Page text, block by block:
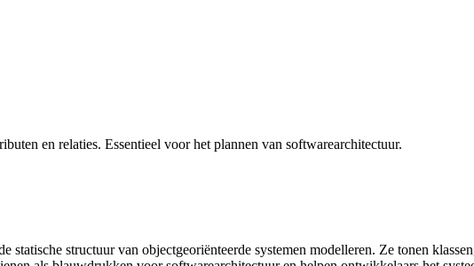
en relaties. Essentieel voor het plannen van softwarearchitectuur.
structuur van objectgeoriënteerde systemen modelleren. Ze tonen